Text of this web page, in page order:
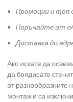
Промоции и топ
Поръчайте от
Доставка до
Ако искате да
да боядисате
от разнообразните
монтаж и са